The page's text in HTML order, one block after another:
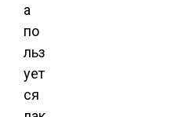
а
по
льз
ует
ся